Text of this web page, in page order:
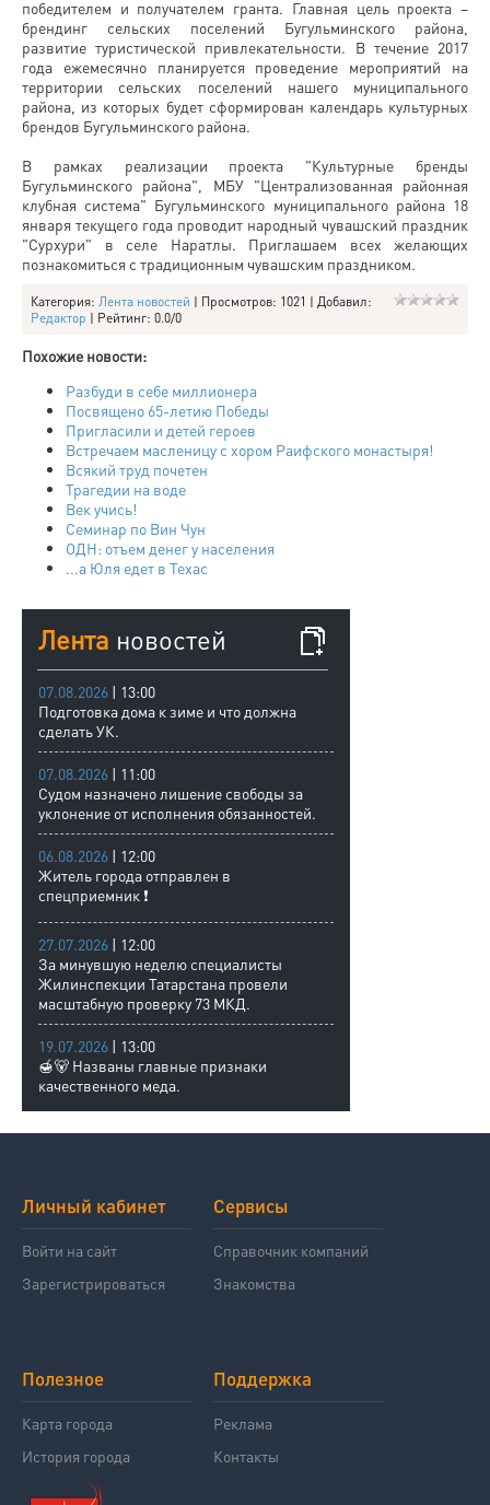
победителем и получателем гранта. Главная цель проекта –
брендинг сельских поселений Бугульминского района,
развитие туристической привлекательности. В течение 2017
года ежемесячно планируется проведение мероприятий на
территории сельских поселений нашего муниципального
района, из которых будет сформирован календарь культурных
брендов Бугульминского района.
В рамках реализации проекта "Культурные бренды
Бугульминского района", МБУ "Централизованная районная
клубная система" Бугульминского муниципального района 18
января текущего года проводит народный чувашский праздник
"Сурхури" в селе Наратлы. Приглашаем всех желающих
познакомиться с традиционным чувашским праздником.
Категория: Лента новостей | Просмотров: 1021 | Добавил:
Редактор | Рейтинг: 0.0/0
Похожие новости:
Разбуди в себе миллионера
Посвящено 65-летию Победы
Пригласили и детей героев
Встречаем масленицу с хором Раифского монастыря!
Всякий труд почетен
Трагедии на воде
Век учись!
Семинар по Вин Чун
ОДН: отъем денег у населения
...а Юля едет в Техас
Лента новостей
07.08.2026 | 13:00
Подготовка дома к зиме и что должна
сделать УК.
07.08.2026 | 11:00
Судом назначено лишение свободы за
уклонение от исполнения обязанностей.
06.08.2026 | 12:00
Житель города отправлен в
спецприемник ❗
27.07.2026 | 12:00
За минувшую неделю специалисты
Жилинспекции Татарстана провели
масштабную проверку 73 МКД.
19.07.2026 | 13:00
🍯🐻 Названы главные признаки
качественного меда.
Личный кабинет
Войти на сайт
Зарегистрироваться
Сервисы
Справочник компаний
Знакомства
Полезное
Карта города
История города
Поддержка
Реклама
Контакты